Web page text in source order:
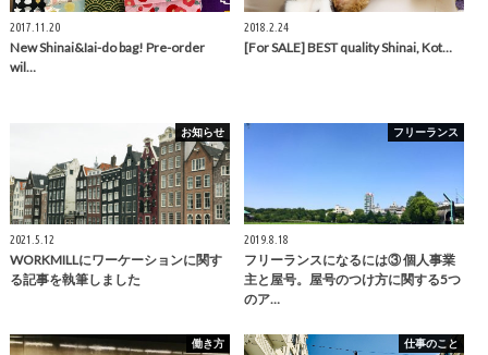
2017.11.20
New Shinai&Iai-do bag! Pre-order
wil…
2018.2.24
[For SALE] BEST quality Shinai, Kot…
お知らせ
2021.5.12
WORKMILLにワーケーションに関す
る記事を執筆しました
フリーランス
2019.8.18
フリーランスになるには③ 個人事業
主と屋号。屋号のつけ方に関する5つ
のア…
働き方 仕事のこと